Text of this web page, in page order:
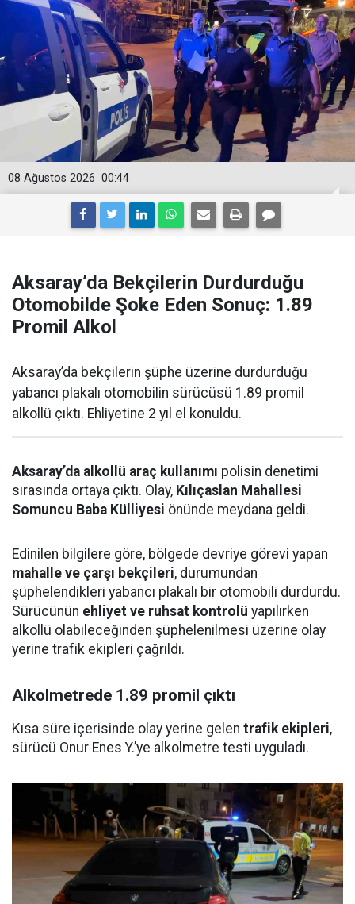
00:44
08 Ağustos 2026
Aksaray’da Bekçilerin Durdurduğu
Otomobilde Şoke Eden Sonuç: 1.89
Promil Alkol
Aksaray’da bekçilerin şüphe üzerine durdurduğu
yabancı plakalı otomobilin sürücüsü 1.89 promil
alkollü çıktı. Ehliyetine 2 yıl el konuldu.
Aksaray’da alkollü araç kullanımı polisin denetimi
sırasında ortaya çıktı. Olay, Kılıçaslan Mahallesi
Somuncu Baba Külliyesi önünde meydana geldi.
Edinilen bilgilere göre, bölgede devriye görevi yapan
mahalle ve çarşı bekçileri, durumundan
şüphelendikleri yabancı plakalı bir otomobili durdurdu.
Sürücünün ehliyet ve ruhsat kontrolü yapılırken
alkollü olabileceğinden şüphelenilmesi üzerine olay
yerine trafik ekipleri çağrıldı.
Alkolmetrede 1.89 promil çıktı
Kısa süre içerisinde olay yerine gelen trafik ekipleri,
sürücü Onur Enes Y.’ye alkolmetre testi uyguladı.